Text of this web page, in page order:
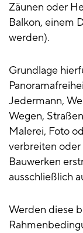
Zäunen oder
Balkon, einem
werden).
Grundlage
Jedermann,
Wegen,
Malerei, Foto
verbreiten
Bauwerken
ausschließlich
Werden diese